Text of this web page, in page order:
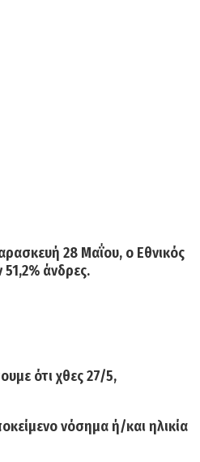
28 Μαΐου, ο Εθνικός
άνδρες.
ότι χθες 27/5,
νόσημα ή/και ηλικία